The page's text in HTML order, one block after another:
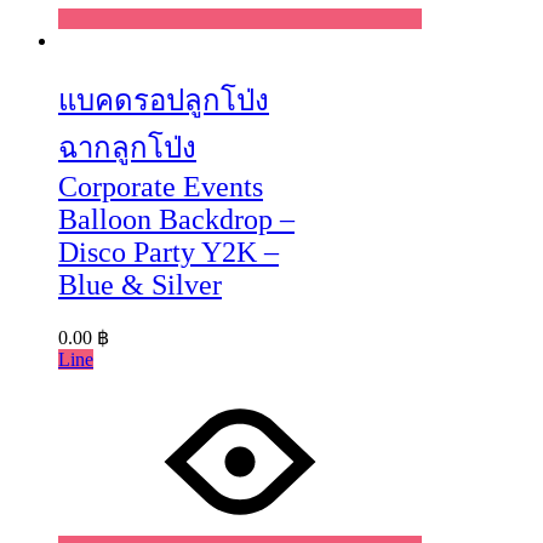
แบคดรอปลูกโป่ง
ฉากลูกโป่ง
Corporate Events
Balloon Backdrop –
Disco Party Y2K –
Blue & Silver
0.00 ฿
Line